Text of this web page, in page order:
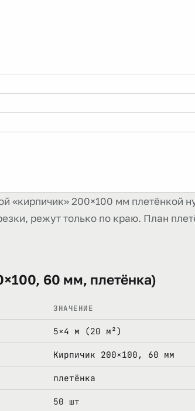
«кирпичик» 200×100 мм плетёнкой
режут только по краю. План
60 мм, плетёнка)
ЗНАЧЕНИЕ
5×4 м (20 м²)
Кирпичик 200×100, 60 мм
плетёнка
50 шт